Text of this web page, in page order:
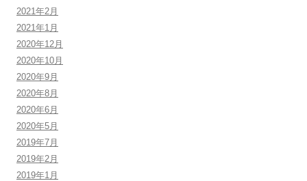
2021年2月
2021年1月
2020年12月
2020年10月
2020年9月
2020年8月
2020年6月
2020年5月
2019年7月
2019年2月
2019年1月